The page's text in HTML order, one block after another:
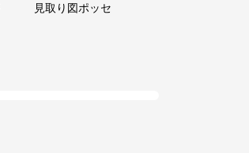
見取り図ポッセ